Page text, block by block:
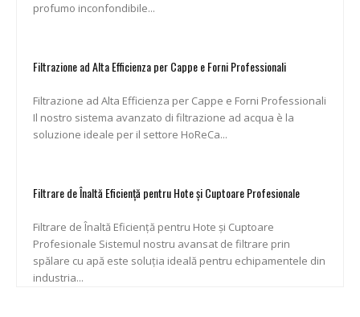
profumo inconfondibile...
Filtrazione ad Alta Efficienza per Cappe e Forni Professionali
Filtrazione ad Alta Efficienza per Cappe e Forni Professionali
Il nostro sistema avanzato di filtrazione ad acqua è la
soluzione ideale per il settore HoReCa...
Filtrare de Înaltă Eficiență pentru Hote și Cuptoare Profesionale
Filtrare de Înaltă Eficiență pentru Hote și Cuptoare
Profesionale Sistemul nostru avansat de filtrare prin
spălare cu apă este soluția ideală pentru echipamentele din
industria...